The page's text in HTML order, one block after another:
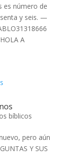
es número de
y seis. —
A
bíblicos
pero aún
Y SUS